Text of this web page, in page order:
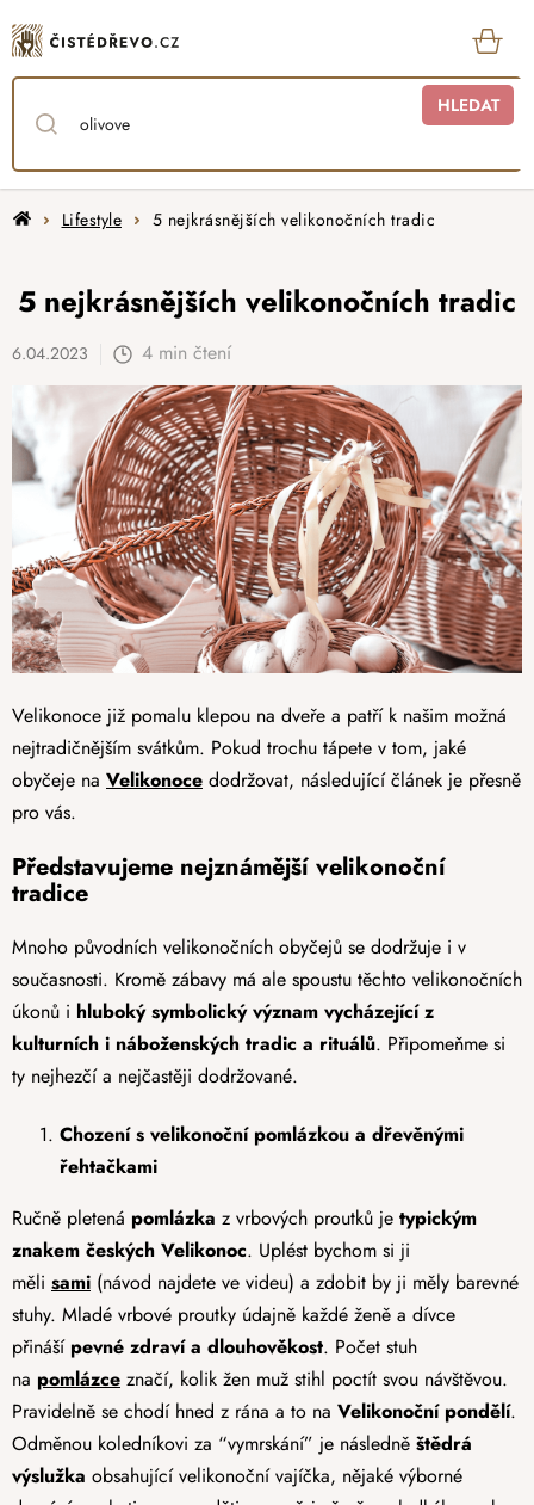
na
obsah
HLEDAT
DomůLifestyle 5 nejkrásnějších velikonočních tradic
5 nejkrásnějších velikonočních tradic
6.04.2023 4 min čtení
Velikonoce již pomalu klepou na dveře a patří k našim možná
nejtradičnějším svátkům. Pokud trochu tápete v tom, jaké
obyčeje na Velikonoce dodržovat, následující článek je přesně
pro vás.
Představujeme nejznámější velikonoční
tradice
Mnoho původních velikonočních obyčejů se dodržuje i v
současnosti. Kromě zábavy má ale spoustu těchto velikonočních
úkonů i hluboký symbolický význam vycházející z
kulturních i náboženských tradic a rituálů. Připomeňme si
ty nejhezčí a nejčastěji dodržované.
Chození s velikonoční pomlázkou a dřevěnými
řehtačkami
Ručně pletená pomlázka z vrbových proutků je typickým
znakem českých Velikonoc. Uplést bychom si ji
měli sami (návod najdete ve videu) a zdobit by ji měly barevné
stuhy. Mladé vrbové proutky údajně každé ženě a dívce
přináší pevné zdraví a dlouhověkost. Počet stuh
na pomlázce značí, kolik žen muž stihl poctít svou návštěvou.
Pravidelně se chodí hned z rána a to na Velikonoční pondělí.
Odměnou koledníkovi za “vymrskání” je následně štědrá
výslužka obsahující velikonoční vajíčka, nějaké výborné